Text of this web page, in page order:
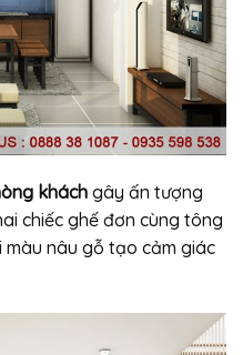
kháchgây ấn tượng
chiếc ghế đơn cùng tông
màu nâu gỗ tạo cảm giác